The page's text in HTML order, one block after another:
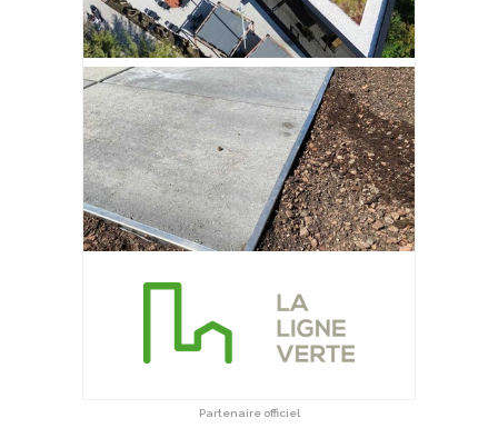
Partenaire officiel